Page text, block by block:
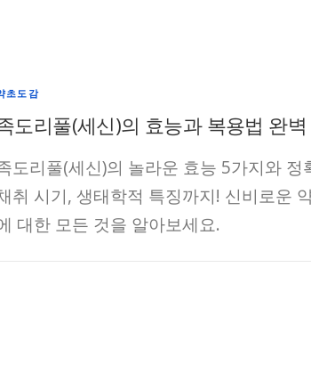
초도감
도리풀(세신)의 효능과 복용법 완벽
도리풀(세신)의 놀라운 효능 5가지와 정
취 시기, 생태학적 특징까지! 신비로운
대한 모든 것을 알아보세요.